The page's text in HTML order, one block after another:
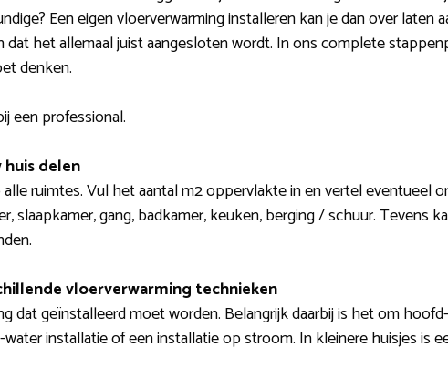
Een eigen vloerverwarming installeren kan je dan over laten
dat het allemaal juist aangesloten wordt. In ons complete
denken.
een professional.
delen
ruimtes. Vul het aantal m2 oppervlakte in en vertel eventueel
slaapkamer, gang, badkamer, keuken, berging / schuur. Tevens
vloerverwarming technieken
dat geïnstalleerd moet worden. Belangrijk daarbij is het om
installatie of een installatie op stroom. In kleinere huisjes is